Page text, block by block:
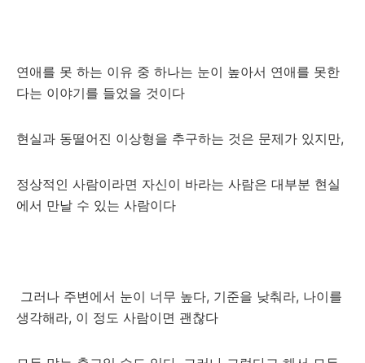
연애를 못 하는 이유 중 하나는 눈이 높아서 연애를 못한
다는 이야기를 들었을 것이다
현실과 동떨어진 이상형을 추구하는 것은 문제가 있지만,
정상적인 사람이라면 자신이 바라는 사람은 대부분 현실
에서 만날 수 있는 사람이다
그러나 주변에서 눈이 너무 높다, 기준을 낮춰라, 나이를
생각해라, 이 정도 사람이면 괜찮다